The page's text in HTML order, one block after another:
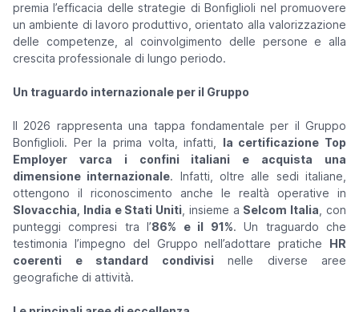
premia l’efficacia delle strategie di Bonfiglioli nel promuovere
un ambiente di lavoro produttivo, orientato alla valorizzazione
delle competenze, al coinvolgimento delle persone e alla
crescita professionale di lungo periodo.
Un traguardo internazionale per il Gruppo
Il 2026 rappresenta una tappa fondamentale per il Gruppo
Bonfiglioli. Per la prima volta, infatti, la certificazione Top
Employer varca i confini italiani e acquista una
dimensione internazionale. Infatti, oltre alle sedi italiane,
ottengono il riconoscimento anche le realtà operative in
Slovacchia, India e Stati Uniti , insieme a Selcom Italia , con
punteggi compresi tra l’86% e il 91%. Un traguardo che
testimonia l’impegno del Gruppo nell’adottare pratiche HR
coerenti e standard condivisinelle diverse aree
geografiche di attività.